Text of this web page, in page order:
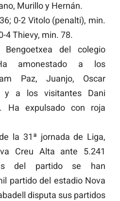
Murillo y Hernán.
0-2 Vitolo (penalti), min.
4 Thievy, min. 78.
del colegio
amonestado a los
Paz, Juanjo, Oscar
y a los visitantes Dani
Ha expulsado con roja
la 31ª jornada de Liga,
Creu Alta ante 5.241
del partido se han
partido del estadio Nova
disputa sus partidos